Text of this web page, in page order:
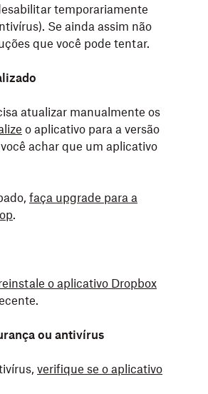
temporariamente
Se ainda assim não
que você pode tentar.
atualizar manualmente os
o aplicativo para a versão
achar que um aplicativo
faça upgrade para a
.
o aplicativo Dropbox
ou antivírus
verifique se o aplicativo